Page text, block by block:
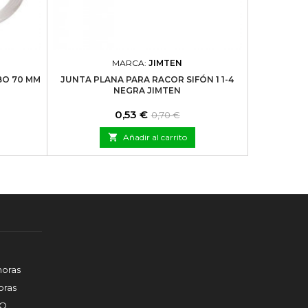
70 MM
MARCA:JIMTEN
JUNTA PLANA PARA RACOR SIFÓN 1 1-4
NEGRA JIMTEN
Precio
0,53 € Precio
base
0,70 €
 Añadir al carrito